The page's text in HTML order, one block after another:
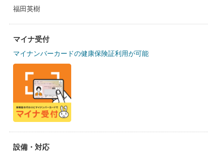
福田英樹
マイナ受付
マイナンバーカードの健康保険証利用が可能
設備・対応